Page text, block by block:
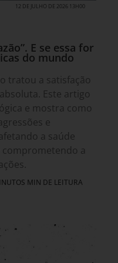
12 DE JULHO DE 2026 13H00
E se essa for
do mundo
tratou a satisfação
Este artigo
e mostra como
e
a saúde
a
MIN DE LEITURA